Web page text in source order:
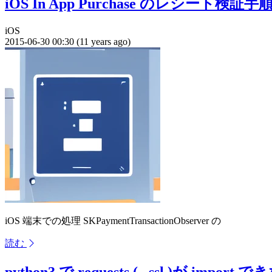
iOS In App Purchase のレシート検証手
iOS
2015-06-30 00:30 (11 years ago)
iOS 端末での処理 SKPaymentTransactionObserver の
読む